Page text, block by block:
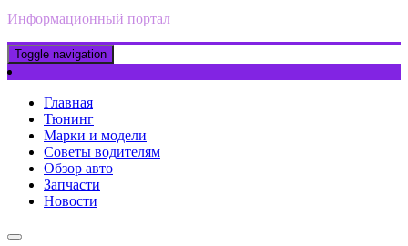
Информационный портал
Toggle navigation
Главная
Тюнинг
Марки и модели
Советы водителям
Обзор авто
Запчасти
Новости